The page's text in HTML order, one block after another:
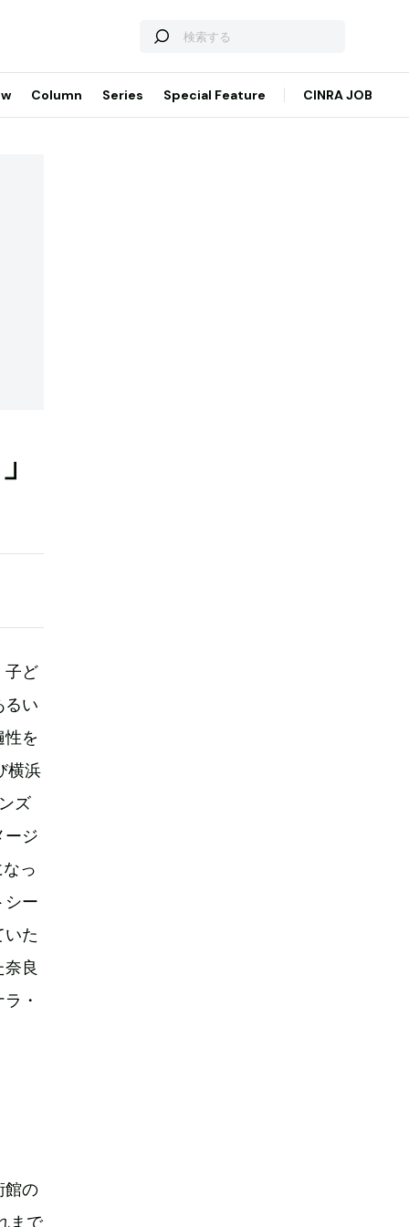
Column Series Special Feature CINRA JOB
子ど
るい
性を
横浜
ズ
ージ
っ
シー
いた
良
・
館の
まで